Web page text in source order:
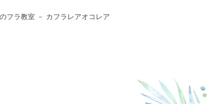
フラ教室 － カフラレアオコレア